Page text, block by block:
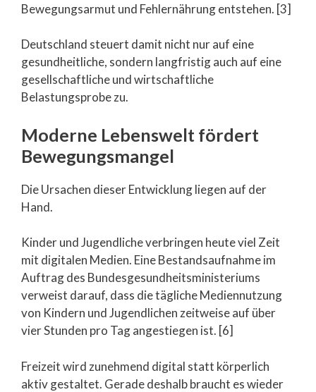
Bewegungsarmut und Fehlernährung entstehen. [3]
Deutschland steuert damit nicht nur auf eine
gesundheitliche, sondern langfristig auch auf eine
gesellschaftliche und wirtschaftliche
Belastungsprobe zu.
Moderne Lebenswelt fördert
Bewegungsmangel
Die Ursachen dieser Entwicklung liegen auf der
Hand.
Kinder und Jugendliche verbringen heute viel Zeit
mit digitalen Medien. Eine Bestandsaufnahme im
Auftrag des Bundesgesundheitsministeriums
verweist darauf, dass die tägliche Mediennutzung
von Kindern und Jugendlichen zeitweise auf über
vier Stunden pro Tag angestiegen ist. [6]
Freizeit wird zunehmend digital statt körperlich
aktiv gestaltet. Gerade deshalb braucht es wieder